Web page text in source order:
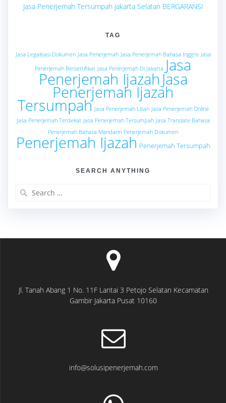
Jasa Penerjemah Tersumpah Jakarta Selatan BERGARANSI
TAG
Jasa Legalisasi Dokumen Jasa Penerjemah Jasa Penerjemah Bahasa Inggris Jasa
Penerjemah Bersertifikat Jasa Penerjemah Di Jakarta Jasa
Penerjemah Ijazah Jasa
Penerjemah Ijazah
Tersumpah Jasa Penerjemah Lisan Jasa Penerjemah Online
Jasa Penerjemah Terdekat Jasa Penerjemah Tersumpah Jasa Translate Bahasa
Penerjemah Bahasa Mandarin Penerjemah Dokumen
Penerjemah Ijazah Penerjemah Tersumpah
SEARCH ANYTHING
Jl. Tanah Abang 1 No. 11F Lantai 3 Petojo Selatan Kecamatan
Gambir Jakarta Pusat 10160
info@solusipenerjemah.com